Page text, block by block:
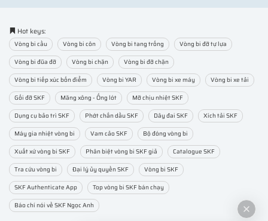
Hot keys:
Vòng bi cầu Vòng bi côn Vòng bi tang trống
Vòng bi đỡ tự lựa
Vòng bi đũa đỡ
Vòng bi chặn
Vòng bi đỡ chặn
Vòng bi tiếp xúc bốn điểm
Vòng bi YAR Vòng bi xe máy
Vòng bi xe tải
Gối đỡ SKF
Măng xông - Ống lót
Mỡ chịu nhiệt SKF
Dụng cụ bảo trì SKF
Phớt chắn dầu SKF Dây đai SKF
Xích tải SKF
Máy gia nhiệt vòng bi
Vam cảo SKF
Bộ đóng vòng bi
Xuất xứ vòng bi SKF
Phân biệt vòng bi SKF giả
Catalogue SKF
Tra cứu vòng bi
Đại lý ủy quyền SKF
Vòng bi SKF
SKF Authenticate App
Top vòng bi SKF bán chạy
Báo chí nói về SKF Ngọc Anh